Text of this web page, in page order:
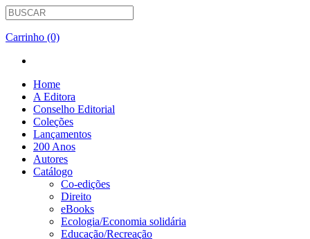
Carrinho (0)
Home
A Editora
Conselho Editorial
Coleções
Lançamentos
200 Anos
Autores
Catálogo
Co-edições
Direito
eBooks
Ecologia/Economia solidária
Educação/Recreação